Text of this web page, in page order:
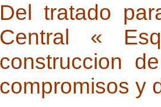
Del tratado
Central «
construccion
compromisos y